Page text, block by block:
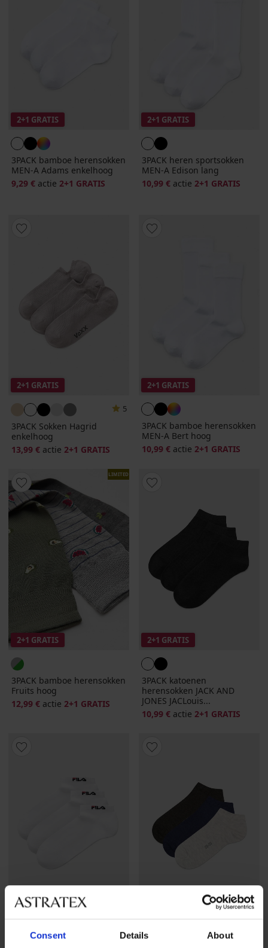
Consent Details About
2+1 GRATIS
3PACK bamboe herensokken
MEN-A Adams enkelhoog
9,29 € actie 2+1 GRATIS
2+1 GRATIS
3PACK heren sportsokken
MEN-A Edison lang
10,99 € actie 2+1 GRATIS
2+1 GRATIS
5
3PACK Sokken Hagrid
enkelhoog
13,99 € actie 2+1 GRATIS
2+1 GRATIS
3PACK bamboe herensokken
MEN-A Bert hoog
10,99 € actie 2+1 GRATIS
LIMITED
2+1 GRATIS
3PACK bamboe herensokken
Fruits hoog
12,99 € actie 2+1 GRATIS
2+1 GRATIS
3PACK katoenen
herensokken JACK AND
JONES JACLouis...
10,99 € actie 2+1 GRATIS
2+1 GRATIS